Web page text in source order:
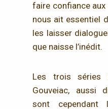
faire confiance aux
nous ait essentiel
les laisser
que naisse l’inédit.
Les trois séries
Gouveiac, aussi
sont cependant